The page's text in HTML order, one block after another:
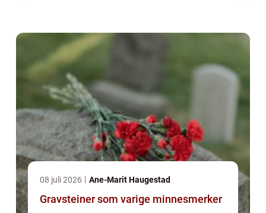
08 juli 2026 Ane-Marit Haugestad
Gravsteiner som varige minnesmerker